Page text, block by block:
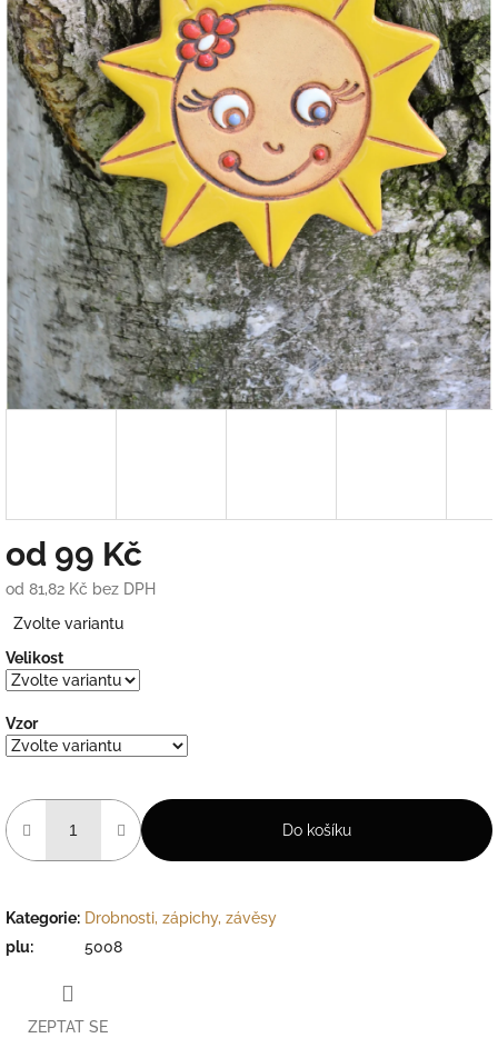
od 99 Kč
od 81,82 Kč bez DPH
cena:
Zvolte variantu
Velikost
Vzor
Do košíku
Kategorie: Drobnosti, zápichy, závěsy
plu: 5008
ZEPTAT SE